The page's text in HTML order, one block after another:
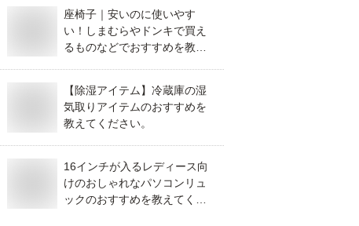
座椅子｜安いのに使いやす
い！しまむらやドンキで買え
るものなどでおすすめを教え
【除湿アイテム】冷蔵庫の湿
気取りアイテムのおすすめを
教えてください。
16インチが入るレディース向
けのおしゃれなパソコンリュ
ックのおすすめを教えてくだ